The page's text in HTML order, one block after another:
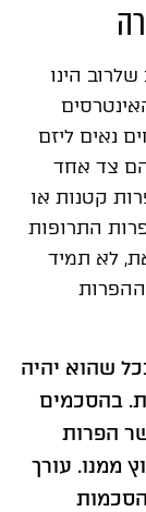
הינו
נאים ליזם
צד אחד
קטנות או
התרופות
לא תמיד
ההפרות
שהוא יהיה
בהסכמים
הפרות
ממנו. עורך
הסכמות